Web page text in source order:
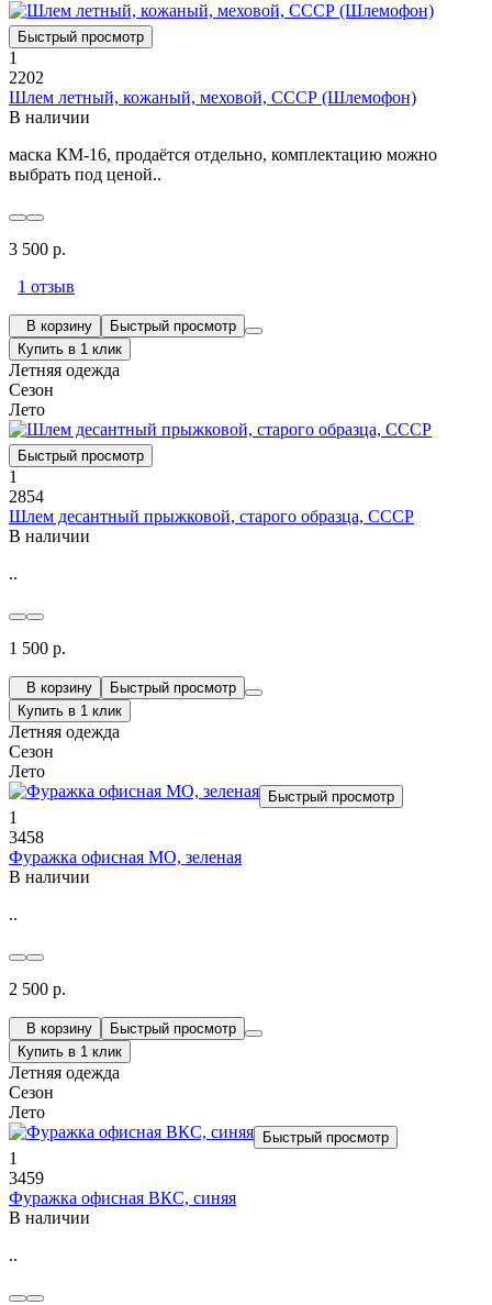
Быстрый просмотр
1
2202
Шлем летный, кожаный, меховой, СССР (Шлемофон)
В наличии
маска КМ-16, продаётся отдельно, комплектацию можно
выбрать под ценой..
3 500 р.
1 отзыв
В корзину
Быстрый просмотр
Купить в 1 клик
Летняя одежда
Сезон
Лето
Быстрый просмотр
1
2854
Шлем десантный прыжковой, старого образца, СССР
В наличии
..
1 500 р.
В корзину
Быстрый просмотр
Купить в 1 клик
Летняя одежда
Сезон
Лето
Быстрый просмотр
1
3458
Фуражка офисная МО, зеленая
В наличии
..
2 500 р.
В корзину
Быстрый просмотр
Купить в 1 клик
Летняя одежда
Сезон
Лето
Быстрый просмотр
1
3459
Фуражка офисная ВКС, синяя
В наличии
..